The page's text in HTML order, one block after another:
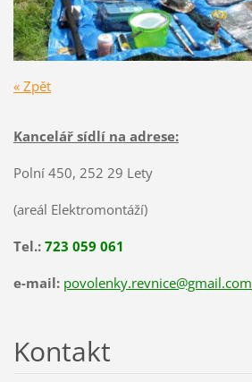
« Zpět
Kancelář sídlí na adrese:
Polní 450, 252 29 Lety
(areál Elektromontáží)
Tel.: 723 059 061
e-mail: povolenky.revnice@gmail.com
Kontakt